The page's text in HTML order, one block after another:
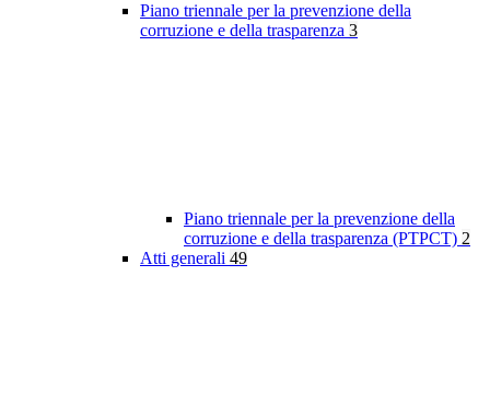
Piano triennale per la prevenzione della
corruzione e della trasparenza 3
Piano triennale per la prevenzione della
corruzione e della trasparenza (PTPCT) 2
Atti generali 49